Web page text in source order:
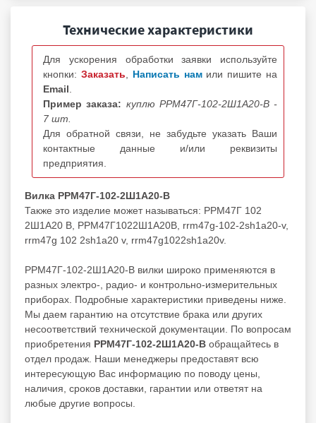
Технические характеристики
Для ускорения обработки заявки используйте
кнопки: Заказать Написать нам или пишите на
Email
Пример заказа: куплю РРМ47Г-102-2Ш1А20-В -
7 шт.
Для обратной связи, не забудьте указать Ваши
контактные данные и/или реквизиты
предприятия.
Вилка РРМ47Г-102-2Ш1А20-В
Также это изделие может называться: РРМ47Г 102
2Ш1А20 В, РРМ47Г1022Ш1А20В, rrm47g-102-2sh1a20-v,
rrm47g 102 2sh1a20 v, rrm47g1022sh1a20v.
РРМ47Г-102-2Ш1А20-В вилки широко применяются в
разных электро-, радио- и контрольно-измерительных
приборах. Подробные характеристики приведены ниже.
Мы даем гарантию на отсутствие брака или других
несоответствий технической документации. По вопросам
приобретения РРМ47Г-102-2Ш1А20-В обращайтесь в
отдел продаж. Наши менеджеры предоставят всю
интересующую Вас информацию по поводу цены,
наличия, сроков доставки, гарантии или ответят на
любые другие вопросы.